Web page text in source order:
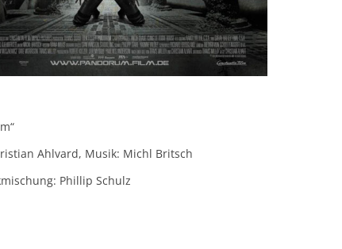
Ahlvard, Musik: Michl Britsch
Phillip Schulz